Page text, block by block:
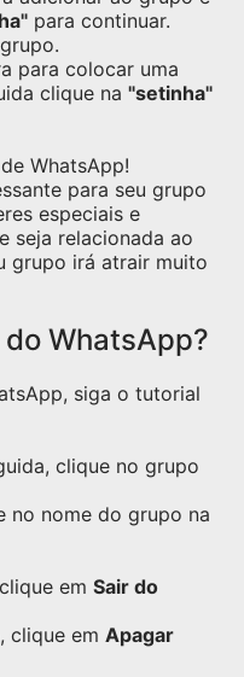
para continuar.
para colocar uma
clique na "setinha"
WhatsApp!
para seu grupo
especiais e
seja relacionada ao
grupo irá atrair muito
WhatsApp?
siga o tutorial
clique no grupo
no nome do grupo na
em Sair do
clique em Apagar